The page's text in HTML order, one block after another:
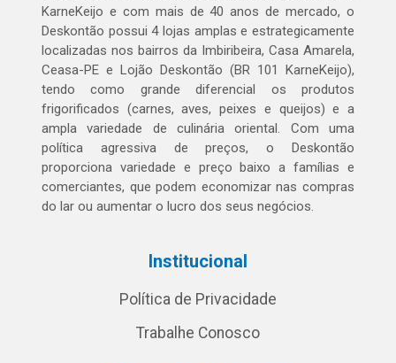
KarneKeijo e com mais de 40 anos de mercado, o
Deskontão possui 4 lojas amplas e estrategicamente
localizadas nos bairros da Imbiribeira, Casa Amarela,
Ceasa-PE e Lojão Deskontão (BR 101 KarneKeijo),
tendo como grande diferencial os produtos
frigorificados (carnes, aves, peixes e queijos) e a
ampla variedade de culinária oriental. Com uma
política agressiva de preços, o Deskontão
proporciona variedade e preço baixo a famílias e
comerciantes, que podem economizar nas compras
do lar ou aumentar o lucro dos seus negócios.
Institucional
Política de Privacidade
Trabalhe Conosco